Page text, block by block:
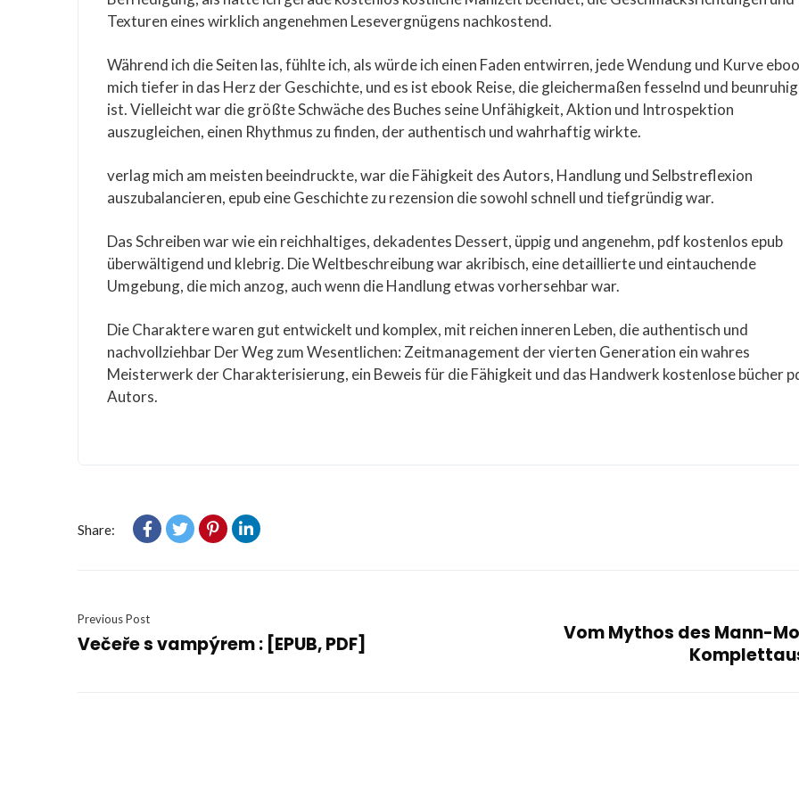
Texturen eines wirklich angenehmen Lesevergnügens nachkostend.
Während ich die Seiten las, fühlte ich, als würde ich einen Faden entwirren, jede Wendung und Kurve
mich tiefer in das Herz der Geschichte, und es ist ebook Reise, die gleichermaßen fesselnd und
ist. Vielleicht war die größte Schwäche des Buches seine Unfähigkeit, Aktion und Introspektion
auszugleichen, einen Rhythmus zu finden, der authentisch und wahrhaftig wirkte.
verlag mich am meisten beeindruckte, war die Fähigkeit des Autors, Handlung und Selbstreflexion
auszubalancieren, epub eine Geschichte zu rezension die sowohl schnell und tiefgründig war.
Das Schreiben war wie ein reichhaltiges, dekadentes Dessert, üppig und angenehm, pdf kostenlos epub
überwältigend und klebrig. Die Weltbeschreibung war akribisch, eine detaillierte und eintauchende
Umgebung, die mich anzog, auch wenn die Handlung etwas vorhersehbar war.
Die Charaktere waren gut entwickelt und komplex, mit reichen inneren Leben, die authentisch und
nachvollziehbar Der Weg zum Wesentlichen: Zeitmanagement der vierten Generation ein wahres
Meisterwerk der Charakterisierung, ein Beweis für die Fähigkeit und das Handwerk kostenlose bücher
Autors.
Share:
Previous Post
Večeře s vampýrem : [EPUB, PDF]
Vom Mythos des Mann-